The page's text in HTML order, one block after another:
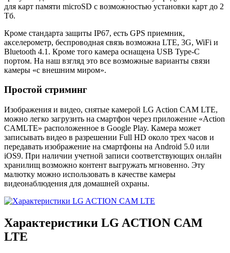
для карт памяти microSD с возможностью установки карт до 2
Тб.
Кроме стандарта защиты IP67, есть GPS приемник,
акселерометр, беспроводная связь возможна LTE, 3G, WiFi и
Bluetooth 4.1. Кроме того камера оснащена USB Type-C
портом. На наш взгляд это все возможные варианты связи
камеры «с внешним миром».
Простой стриминг
Изображения и видео, снятые камерой LG Action CAM LTE,
можно легко загрузить на смартфон через приложение «Action
CAMLTE» расположенное в Google Play. Камера может
записывать видео в разрешении Full HD около трех часов и
передавать изображение на смартфоны на Android 5.0 или
iOS9. При наличии учетной записи соответствующих онлайн
хранилищ возможно контент выгружать мгновенно. Эту
малютку можно использовать в качестве камеры
видеонаблюдения для домашней охраны.
Характеристики LG ACTION CAM
LTE